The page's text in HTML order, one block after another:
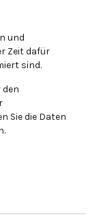
und
Zeit dafür
sind.
den
Sie die Daten